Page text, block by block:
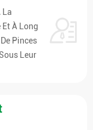
La
À Long
Pinces
Leur